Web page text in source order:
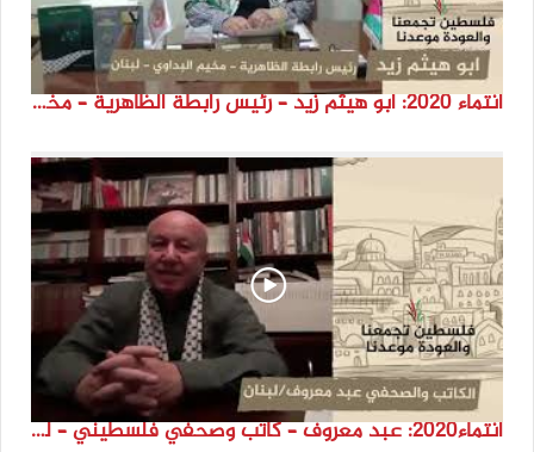
انتماء 2020: ابو هيثم زيد – رئيس رابطة الظاهرية – مخيم البداوي / لبنان
انتماء2020: عبد معروف – كاتب وصحفي فلسطيني – لبنان